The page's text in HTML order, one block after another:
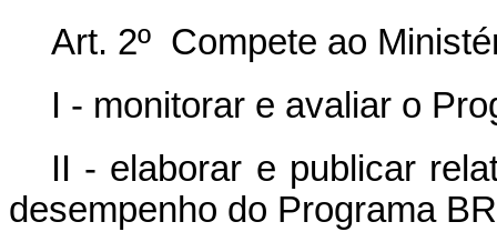
Art. 2º Compete ao
I - monitorar e avaliar o
II - elaborar e publicar
desempenho do Programa